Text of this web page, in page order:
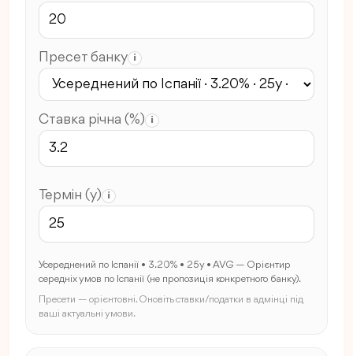
Пресет банку i
Ставка річна (%) i
Термін (y) i
Усереднений по Іспанії • 3.20% • 25y • AVG — Орієнтир
середніх умов по Іспанії (не пропозиція конкретного банку).
Пресети — орієнтовні. Оновіть ставки/податки в адмінці під
ваші актуальні умови.